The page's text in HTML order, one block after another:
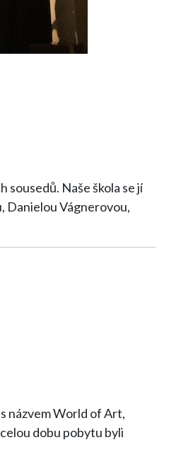
Naše škola se jí
Danielou Vágnerovou,
názvem World of Art,